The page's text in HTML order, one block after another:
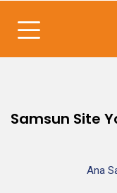
Samsun Site
Ana